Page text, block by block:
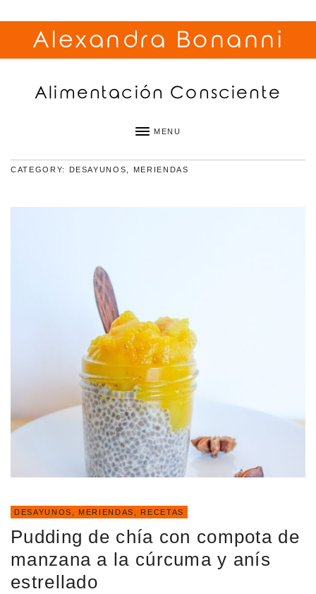
Alexandra Bonanni
Alimentación Consciente
MENU
CATEGORY: DESAYUNOS, MERIENDAS
DESAYUNOS, MERIENDAS RECETAS
Pudding de chía con compota de
manzana a la cúrcuma y anís
estrellado